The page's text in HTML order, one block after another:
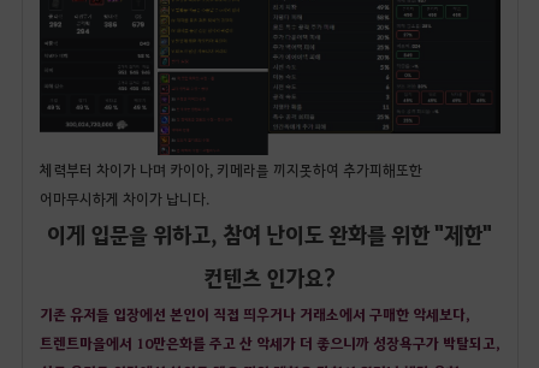
체력부터 차이가 나며 카이아, 키메라를 끼지못하여 추가피해또한
어마무시하게 차이가 납니다.
이게 입문을 위하고, 참여 난이도 완화를 위한 "제한"
컨텐츠 인가요?
기존 유저들 입장에선 본인이 직접 띄우거나 거래소에서 구매한 악세보다,
트렌트마을에서 10만은화를 주고 산 악세가 더 좋으니까 성장욕구가 박탈되고,